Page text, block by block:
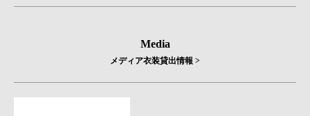
Media
メディア衣装貸出情報 >